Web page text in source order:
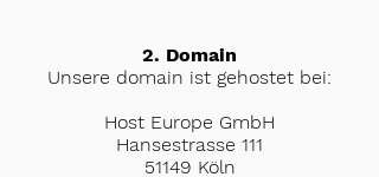
2. Domain
Unsere domain ist gehostet bei:
Host Europe GmbH
Hansestrasse 111
51149 Köln